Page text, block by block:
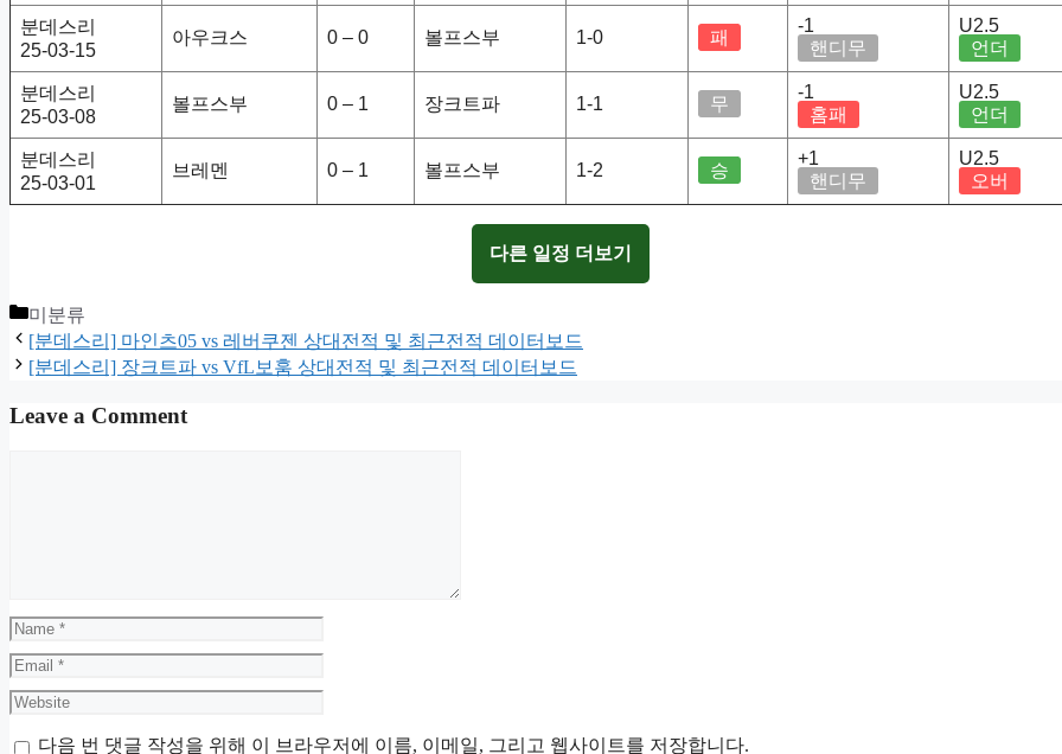
분데스리
25-03-15
아우크스 0 – 0 볼프스부 1-0 패
-1
핸디무
U2.5
언더
분데스리
25-03-08
볼프스부 0 – 1 장크트파 1-1 무
-1
홈패
U2.5
언더
분데스리
25-03-01
브레멘 0 – 1 볼프스부 1-2 승
+1
핸디무
U2.5
오버
다른 일정 더보기
Categories
미분류
[분데스리] 마인츠05 vs 레버쿠젠 상대전적 및 최근전적 데이터보드
[분데스리] 장크트파 vs VfL보훔 상대전적 및 최근전적 데이터보드
Leave a Comment
Name
Email
Website
다음 번 댓글 작성을 위해 이 브라우저에 이름, 이메일, 그리고 웹사이트를 저장합니다.